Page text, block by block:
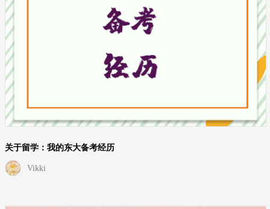
关于留学：我的东大备考经历
Vikki